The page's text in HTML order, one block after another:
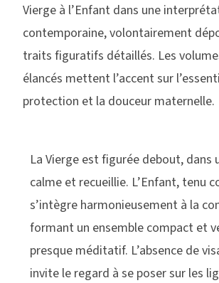
Vierge à l’Enfant dans une
contemporaine, volontairement
traits figuratifs détaillés. Les
élancés mettent l’accent sur
protection et la douceur maternelle.
La Vierge est figurée debout, dans
calme et recueillie. L’Enfant, tenu
s’intègre harmonieusement à la
formant un ensemble compact et
presque méditatif. L’absence de
invite le regard à se poser sur les